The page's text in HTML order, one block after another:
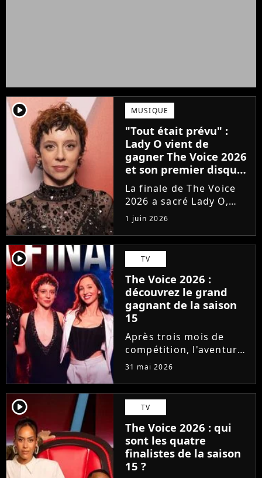
player2 MUSIQUE
"Tout était prévu" :
Lady O vient de
gagner The Voice 2026
et son premier disque
est déjà disponible
La finale de The Voice
2026 a sacré Lady O,
talent de Florent Pagny
qui s'est imposée dans
le coeur du public grâce
à son timbre envoûtant.
À seulement 18 ans, la
jeune artiste suisse...
1 juin 2026
player2 TV
The Voice 2026 :
découvrez le grand
gagnant de la saison
15
Après trois mois de
compétition, l'aventure
The Voice 2026 a pris
qui de Lady O, Hugo,
Tessa B. et CJM'S s'est
imposé sur la finish line
grâce aux votes du...
31 mai 2026
player2 TV
The Voice 2026 : qui
sont les quatre
finalistes de la saison
15 ?